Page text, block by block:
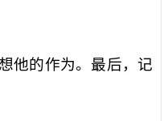
他的作为。最后，记